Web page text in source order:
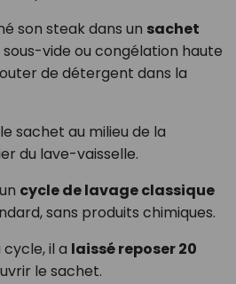
son steak dans un sachet
vide ou congélation haute
de détergent dans la
sachet au milieu de la
du lave-vaisselle.
cycle de lavage classique
sans produits chimiques.
cycle, il a laissé reposer 20
le sachet.